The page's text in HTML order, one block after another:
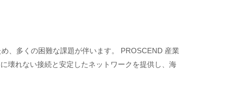
、多くの困難な課題が伴います。 PROSCEND 産業
壊れない接続と安定したネットワークを提供し、海